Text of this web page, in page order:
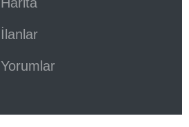
İlanlar
Yorumlar